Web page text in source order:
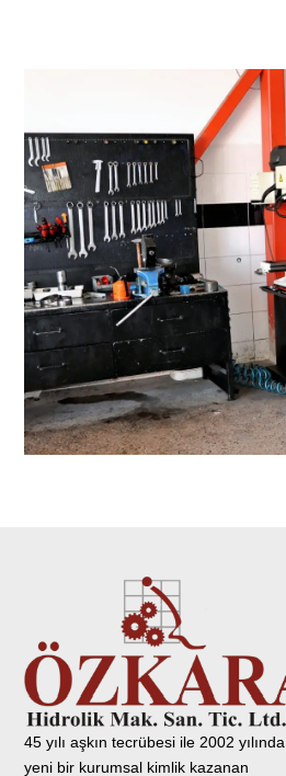
45 yılı aşkın tecrübesi ile 2002 yılında
yeni bir kurumsal kimlik kazanan